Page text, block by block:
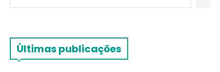
Últimas publicações